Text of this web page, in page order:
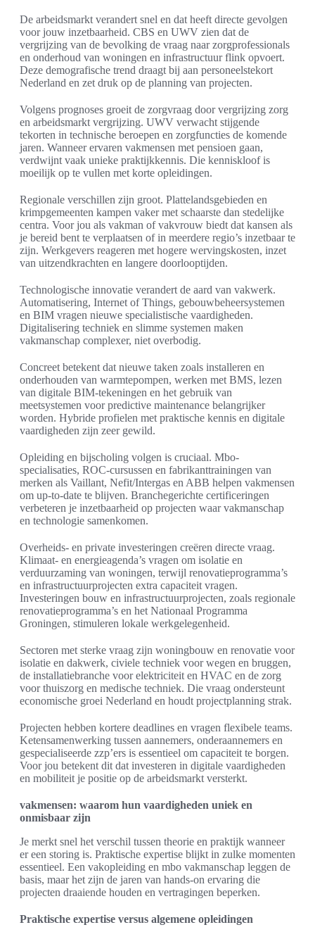
De arbeidsmarkt verandert snel en dat heeft directe gevolgen
voor jouw inzetbaarheid. CBS en UWV zien dat de
vergrijzing van de bevolking de vraag naar zorgprofessionals
en onderhoud van woningen en infrastructuur flink opvoert.
Deze demografische trend draagt bij aan personeelstekort
Nederland en zet druk op de planning van projecten.
Volgens prognoses groeit de zorgvraag door vergrijzing zorg
en arbeidsmarkt vergrijzing. UWV verwacht stijgende
tekorten in technische beroepen en zorgfuncties de komende
jaren. Wanneer ervaren vakmensen met pensioen gaan,
verdwijnt vaak unieke praktijkkennis. Die kenniskloof is
moeilijk op te vullen met korte opleidingen.
Regionale verschillen zijn groot. Plattelandsgebieden en
krimpgemeenten kampen vaker met schaarste dan stedelijke
centra. Voor jou als vakman of vakvrouw biedt dat kansen als
je bereid bent te verplaatsen of in meerdere regio’s inzetbaar te
zijn. Werkgevers reageren met hogere wervingskosten, inzet
van uitzendkrachten en langere doorlooptijden.
Technologische innovatie verandert de aard van vakwerk.
Automatisering, Internet of Things, gebouwbeheersystemen
en BIM vragen nieuwe specialistische vaardigheden.
Digitalisering techniek en slimme systemen maken
vakmanschap complexer, niet overbodig.
Concreet betekent dat nieuwe taken zoals installeren en
onderhouden van warmtepompen, werken met BMS, lezen
van digitale BIM-tekeningen en het gebruik van
meetsystemen voor predictive maintenance belangrijker
worden. Hybride profielen met praktische kennis en digitale
vaardigheden zijn zeer gewild.
Opleiding en bijscholing volgen is cruciaal. Mbo-
specialisaties, ROC-cursussen en fabrikanttrainingen van
merken als Vaillant, Nefit/Intergas en ABB helpen vakmensen
om up-to-date te blijven. Branchegerichte certificeringen
verbeteren je inzetbaarheid op projecten waar vakmanschap
en technologie samenkomen.
Overheids- en private investeringen creëren directe vraag.
Klimaat- en energieagenda’s vragen om isolatie en
verduurzaming van woningen, terwijl renovatieprogramma’s
en infrastructuurprojecten extra capaciteit vragen.
Investeringen bouw en infrastructuurprojecten, zoals regionale
renovatieprogramma’s en het Nationaal Programma
Groningen, stimuleren lokale werkgelegenheid.
Sectoren met sterke vraag zijn woningbouw en renovatie voor
isolatie en dakwerk, civiele techniek voor wegen en bruggen,
de installatiebranche voor elektriciteit en HVAC en de zorg
voor thuiszorg en medische techniek. Die vraag ondersteunt
economische groei Nederland en houdt projectplanning strak.
Projecten hebben kortere deadlines en vragen flexibele teams.
Ketensamenwerking tussen aannemers, onderaannemers en
gespecialiseerde zzp’ers is essentieel om capaciteit te borgen.
Voor jou betekent dit dat investeren in digitale vaardigheden
en mobiliteit je positie op de arbeidsmarkt versterkt.
vakmensen: waarom hun vaardigheden uniek en
onmisbaar zijn
Je merkt snel het verschil tussen theorie en praktijk wanneer
er een storing is. Praktische expertise blijkt in zulke momenten
essentieel. Een vakopleiding en mbo vakmanschap leggen de
basis, maar het zijn de jaren van hands-on ervaring die
projecten draaiende houden en vertragingen beperken.
Praktische expertise versus algemene opleidingen